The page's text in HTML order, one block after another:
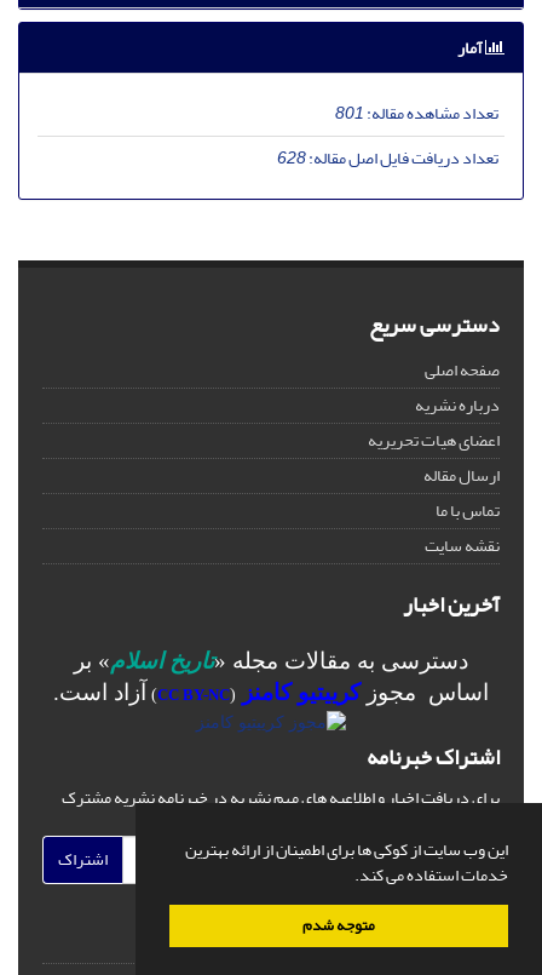
این وب سایت از کوکی ها برای اطمینان از ارائه بهترین
خدمات استفاده می کند.
متوجه شدم
آمار
تعداد مشاهده مقاله:801
تعداد دریافت فایل اصل مقاله:628
دسترسی سریع
صفحه اصلی
درباره نشریه
اعضای هیات تحریریه
ارسال مقاله
تماس با ما
نقشه سایت
آخرین اخبار
دسترسی به مقالات مجله «تاریخ اسلام» بر
اساس مجوزکرییتیو کامنز (
CC BY-NC
) آزاد است.
اشتراک خبرنامه
برای دریافت اخبار و اطلاعیه های مهم نشریه در خبرنامه نشریه مشترک
اشتراک